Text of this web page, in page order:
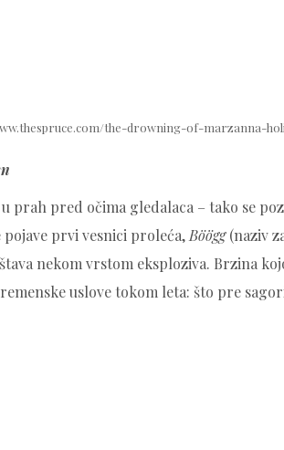
the-drowning-of-marzanna-
prah pred očima gledalaca – tako se
prvi vesnici proleća, Böögg(naziv
nekom vrstom eksploziva. Brzina
uslove tokom leta: što pre